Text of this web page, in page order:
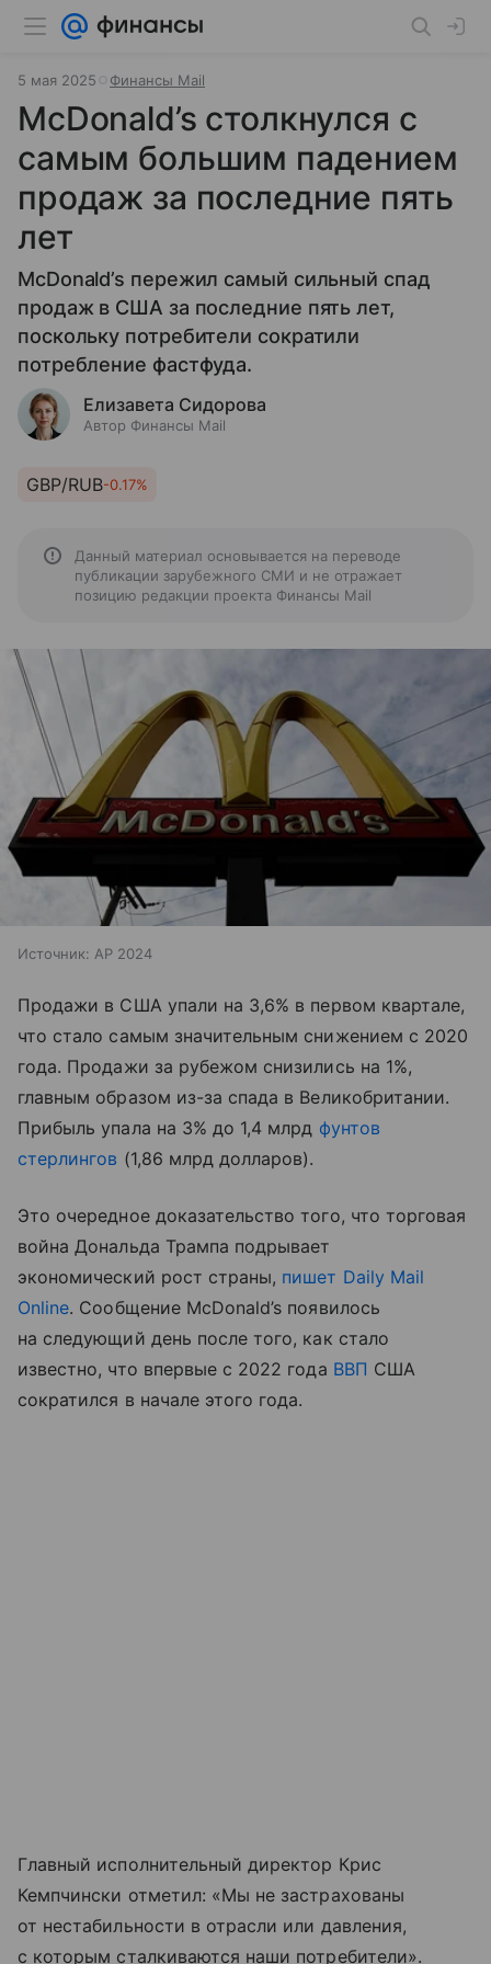
5 мая 2025 Финансы Mail
McDonald’s столкнулся с
самым большим падением
продаж за последние пять
лет
McDonald’s пережил самый сильный спад
продаж в США за последние пять лет,
поскольку потребители сократили
потребление фастфуда.
Елизавета Сидорова
Автор Финансы Mail
GBP/RUB-0.17%
Данный материал основывается на переводе
публикации зарубежного СМИ и не отражает
позицию редакции проекта Финансы Mail
Источник: AP 2024
Продажи в США упали на 3,6% в первом квартале,
что стало самым значительным снижением с 2020
года. Продажи за рубежом снизились на 1%,
главным образом из-за спада в Великобритании.
Прибыль упала на 3% до 1,4 млрд фунтов
стерлингов (1,86 млрд долларов).
Это очередное доказательство того, что торговая
война Дональда Трампа подрывает
экономический рост страны, пишет Daily Mail
Online. Сообщение McDonald’s появилось
на следующий день после того, как стало
известно, что впервые с 2022 года ВВП США
сократился в начале этого года.
Главный исполнительный директор Крис
Кемпчински отметил: «Мы не застрахованы
от нестабильности в отрасли или давления,
с которым сталкиваются наши потребители».